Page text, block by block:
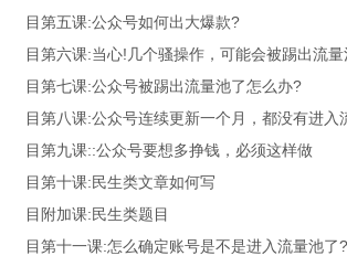
目第五课:公众号如何出大爆款?
目第六课:当心!几个骚操作，可能会被踢出流量
目第七课:公众号被踢出流量池了怎么办?
目第八课:公众号连续更新一个月，都没有进入
目第九课::公众号要想多挣钱，必须这样做
目第十课:民生类文章如何写
目附加课:民生类题目
目第十一课:怎么确定账号是不是进入流量池了?